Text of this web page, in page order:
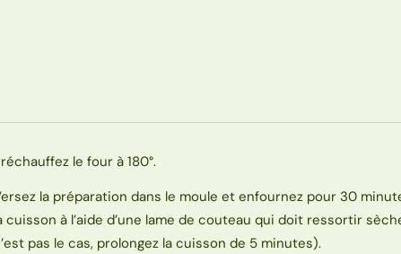
le four à 180°.
la préparation dans le moule et enfournez pour 30
cuisson à l’aide d’une lame de couteau qui doit ressortir
pas le cas, prolongez la cuisson de 5 minutes).